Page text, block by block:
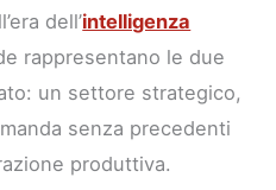
dell’intelligenza
rappresentano le due
un settore strategico,
senza precedenti
produttiva.